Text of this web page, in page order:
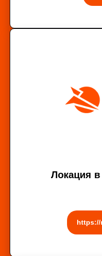
Локация в
https://